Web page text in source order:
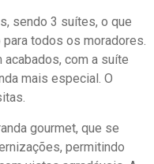
sendo 3 suítes, o que
todos os moradores.
com a suíte
mais especial. O
gourmet, que se
permitindo